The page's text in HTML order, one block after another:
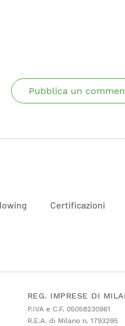
Pubblica un
Certificazioni
REG. IMPRESE DI
P.IVA e C.F. 05058230961
R.E.A. di Milano n. 1793295